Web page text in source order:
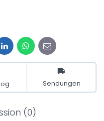
LinkedInWhatsApp
E-
mail
Sendungen
(0)